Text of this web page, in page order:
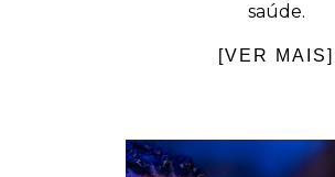
saúde.
[VER MAIS]